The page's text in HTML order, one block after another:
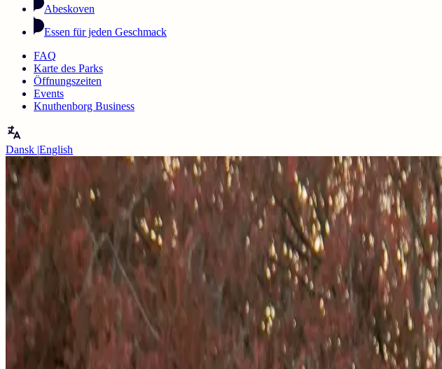
Abeskoven
Essen für jeden Geschmack
FAQ
Karte des Parks
Öffnungszeiten
Events
Knuthenborg Business
Dansk |English